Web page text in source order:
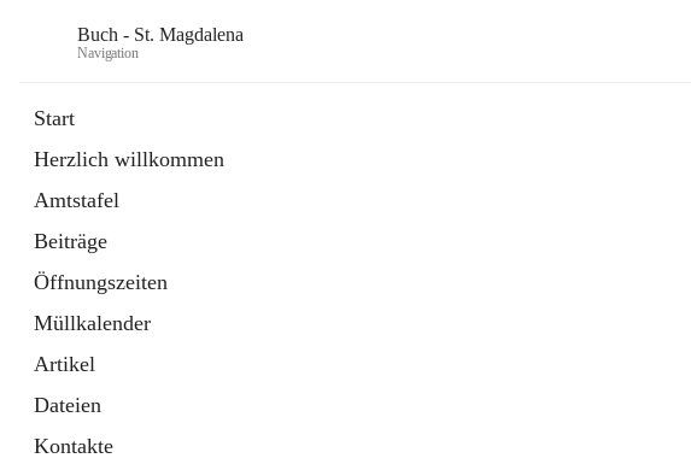
Buch - St. Magdalena
Navigation
Start
Herzlich willkommen
Amtstafel
Beiträge
Öffnungszeiten
Müllkalender
Artikel
Dateien
Kontakte